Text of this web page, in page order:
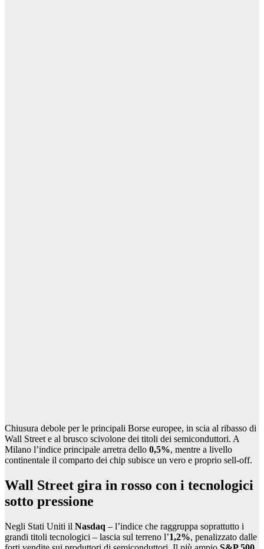
Chiusura debole per le principali Borse europee, in scia al ribasso di
Wall Street e al brusco scivolone dei titoli dei semiconduttori. A
Milano l’indice principale arretra dello 0,5%, mentre a livello
continentale il comparto dei chip subisce un vero e proprio sell-off.
Wall Street gira in rosso con i tecnologici
sotto pressione
Negli Stati Uniti il Nasdaq – l’indice che raggruppa soprattutto i
grandi titoli tecnologici – lascia sul terreno l’1,2%, penalizzato dalle